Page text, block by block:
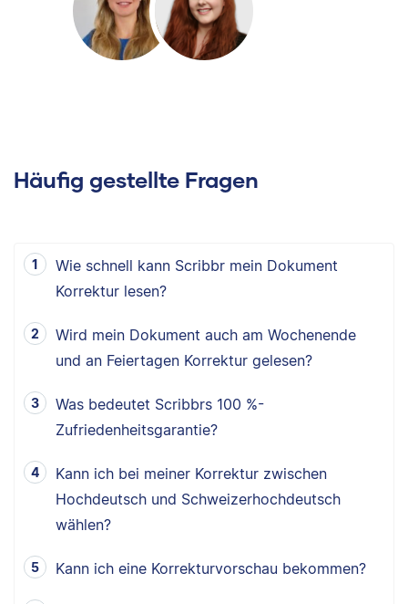
Häufig gestellte Fragen
Wie schnell kann Scribbr mein Dokument
Korrektur lesen?
Wird mein Dokument auch am Wochenende
und an Feiertagen Korrektur gelesen?
Was bedeutet Scribbrs 100 %-
Zufriedenheitsgarantie?
Kann ich bei meiner Korrektur zwischen
Hochdeutsch und Schweizerhochdeutsch
wählen?
Kann ich eine Korrekturvorschau bekommen?